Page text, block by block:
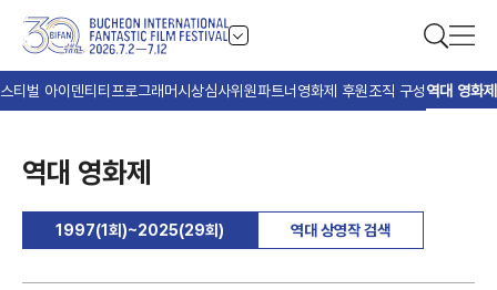
티벌 아이덴티티 프로그래머시상심사위원파트너 영화제 후원조직 구성역대 영화제
역대 영화제
1997(1회)~2025(29회) 역대 상영작 검색